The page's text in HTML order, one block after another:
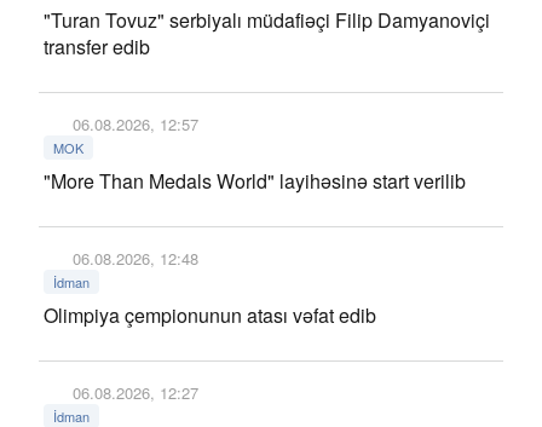
"Turan Tovuz" serbiyalı müdafiəçi Filip Damyanoviçi
transfer edib
06.08.2026, 12:57
MOK
"More Than Medals World" layihəsinə start verilib
06.08.2026, 12:48
İdman
Olimpiya çempionunun atası vəfat edib
06.08.2026, 12:27
İdman